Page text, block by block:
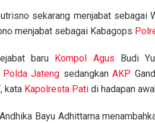
sekarang menjabat sebagai
menjabat sebagai Kabagops
baru Kompol Agus Budi
Polda Jateng sedangkanAKP
kata Kapolresta Pati di hadapan
Bayu Adhittama